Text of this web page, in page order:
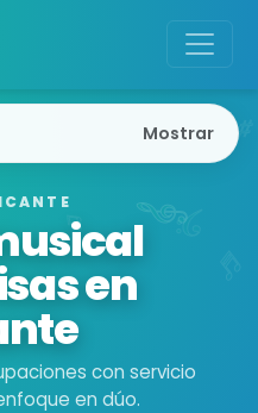
en
con servicio
en dúo.
Mostrar